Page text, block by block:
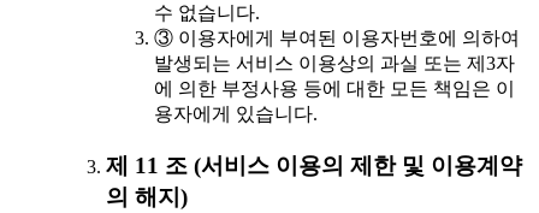
수 없습니다.
③ 이용자에게 부여된 이용자번호에 의하여
발생되는 서비스 이용상의 과실 또는 제3자
에 의한 부정사용 등에 대한 모든 책임은 이
용자에게 있습니다.
제 11 조 (서비스 이용의 제한 및 이용계약
의 해지)